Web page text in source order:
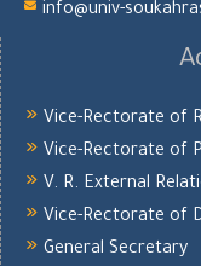
info@univ-
Vice-Rectorate of
Vice-Rectorate of
V. R. External
Vice-Rectorate of
General Secretary